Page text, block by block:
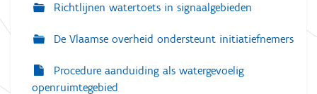
Richtlijnen watertoets in signaalgebieden
De Vlaamse overheid ondersteunt initiatiefnemers
Procedure aanduiding als watergevoelig
openruimtegebied